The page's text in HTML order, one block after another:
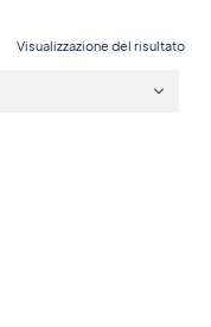
Visualizzazione del risultato